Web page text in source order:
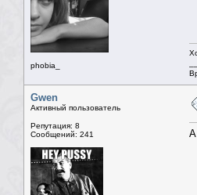
phobia_
Gwen
Активный пользователь
Репутация: 8
Сообщений: 241
А